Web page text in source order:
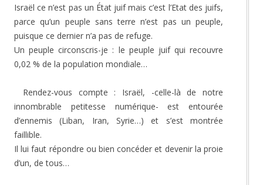
Israël ce n’est pas un État juif mais c’est l’Etat des juifs,
parce qu’un peuple sans terre n’est pas un peuple,
puisque ce dernier n’a pas de refuge.
Un peuple circonscris-je : le peuple juif qui recouvre
0,02 % de la population mondiale…
Rendez-vous compte : Israël, -celle-là de notre
innombrable petitesse numérique- est entourée
d’ennemis (Liban, Iran, Syrie…) et s’est montrée
faillible.
Il lui faut répondre ou bien concéder et devenir la proie
d’un, de tous…